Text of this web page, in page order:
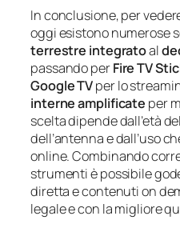
In conclusione, per
oggi esistono numerose
terrestre integratoal
passando perFire TV
Google TVper lo
interne amplificate per
scelta dipende dall’età
dell’antenna e dall’uso
online. Combinando
strumenti è possibile
diretta e contenuti on
legale e con la migliore